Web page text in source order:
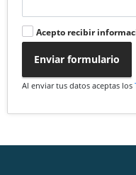
Acepto recibir
Enviar formulario
Al enviar tus datos aceptas los